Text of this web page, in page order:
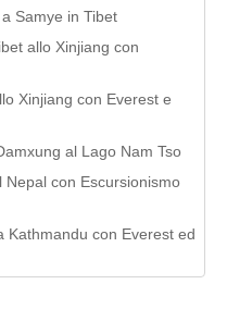
Samye in Tibet
allo Xinjiang con
Xinjiang con Everest e
al Lago Nam Tso
Nepal con Escursionismo
Kathmandu con Everest ed